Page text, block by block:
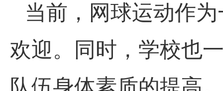
当前，网球运动作
欢迎。同时，学校也